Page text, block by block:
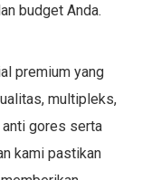
budget Anda.
premium yang
multipleks,
anti gores serta
kami pastikan